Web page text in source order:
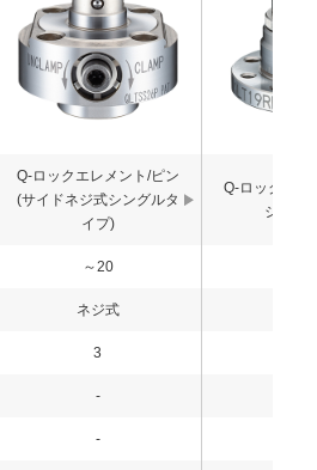
Q-ロックエレメント/ピン
(サイドネジ式シングルタ
イプ)
Q-ロックエレ
シュ(ネ
～20
ネジ式
3
-
-